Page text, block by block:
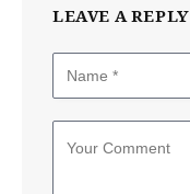
LEAVE A REPLY